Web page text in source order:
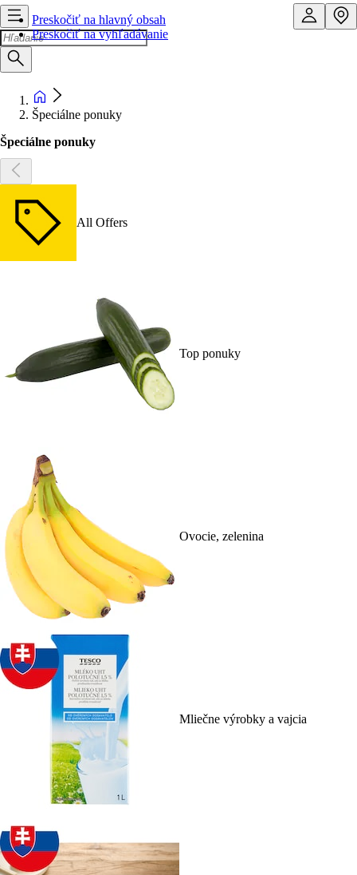
Preskočiť na hlavný obsah
Preskočiť na vyhľadávanie
Špeciálne ponuky
Špeciálne ponuky
All Offers
Top ponuky
Ovocie, zelenina
Mliečne výrobky a vajcia